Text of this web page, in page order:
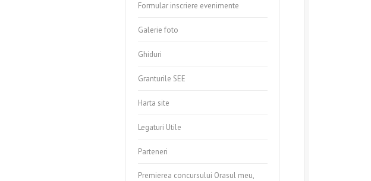
Formular inscriere evenimente
Galerie foto
Ghiduri
Granturile SEE
Harta site
Legaturi Utile
Parteneri
Premierea concursului Orasul meu,